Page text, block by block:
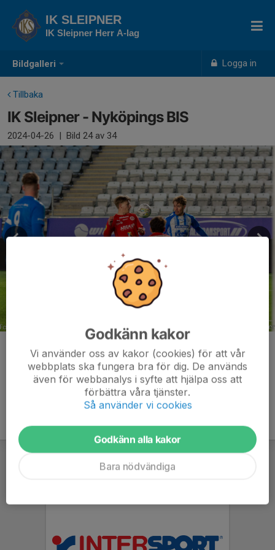
Bildgalleri Logga in
IK SLEIPNER
IK Sleipner Herr A-lag
Tillbaka
IK Sleipner - Nyköpings BIS
2024-04-26 | Bild 24av 34
Kommentarer
Godkänn kakor
Vi använder oss av kakor (cookies) för att vår
webbplats ska fungera bra för dig. De används
även för webbanalys i syfte att hjälpa oss att
förbättra våra tjänster.
Så använder vi cookies
Godkänn alla kakor
Bara nödvändiga